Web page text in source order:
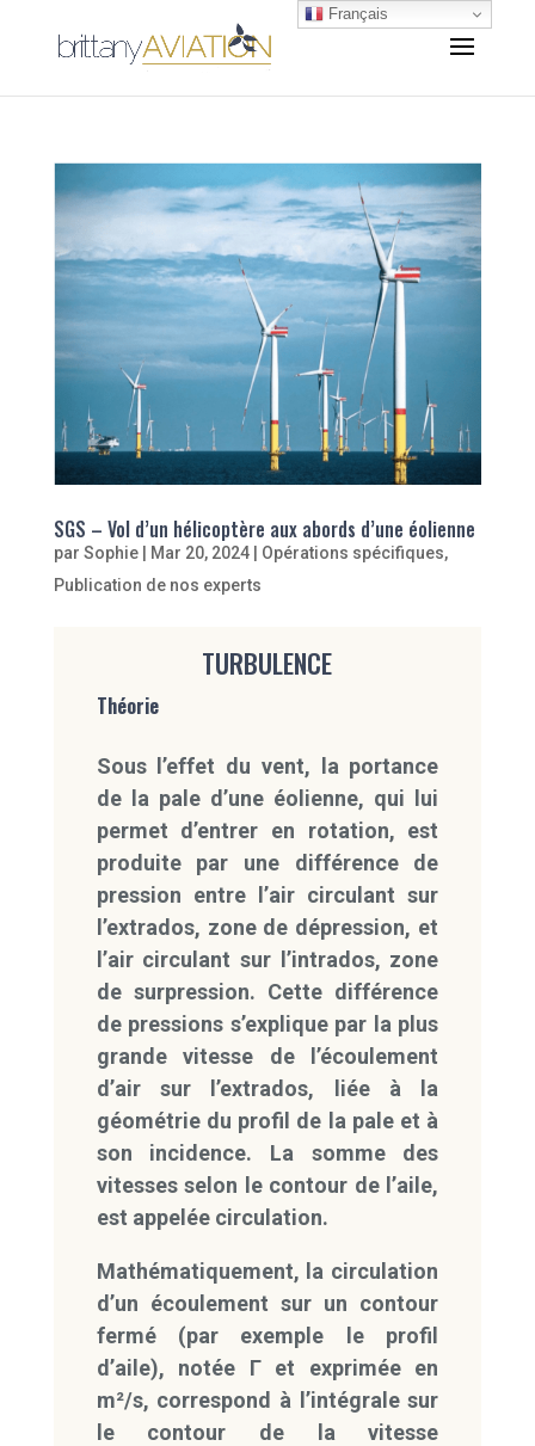
SGS – Vol d’un hélicoptère aux abords d’une éolienne
par Sophie| Mar 20, 2024| Opérations spécifiques,
Publication de nos experts
TURBULENCE
Théorie
Sous l’effet du vent, la portance
de la pale d’une éolienne, qui lui
permet d’entrer en rotation, est
produite par une différence de
pression entre l’air circulant sur
l’extrados, zone de dépression, et
l’air circulant sur l’intrados, zone
de surpression. Cette différence
de pressions s’explique par la plus
grande vitesse de l’écoulement
d’air sur l’extrados, liée à la
géométrie du profil de la pale et à
son incidence. La somme des
vitesses selon le contour de l’aile,
est appelée circulation.
Mathématiquement, la circulation
d’un écoulement sur un contour
fermé (par exemple le profil
d’aile), notée Г et exprimée en
m²/s, correspond à l’intégrale sur
le contour de la vitesse
Français